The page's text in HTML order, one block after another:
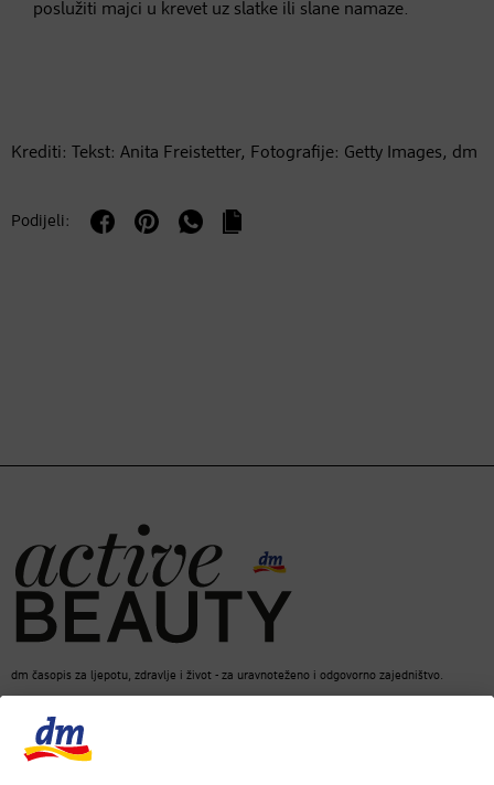
poslužiti majci u krevet uz slatke ili slane namaze.
Krediti: Tekst: Anita Freistetter, Fotografije: Getty Images, dm
Podijeli:
dm časopis za ljepotu, zdravlje i život - za uravnoteženo i odgovorno zajedništvo.